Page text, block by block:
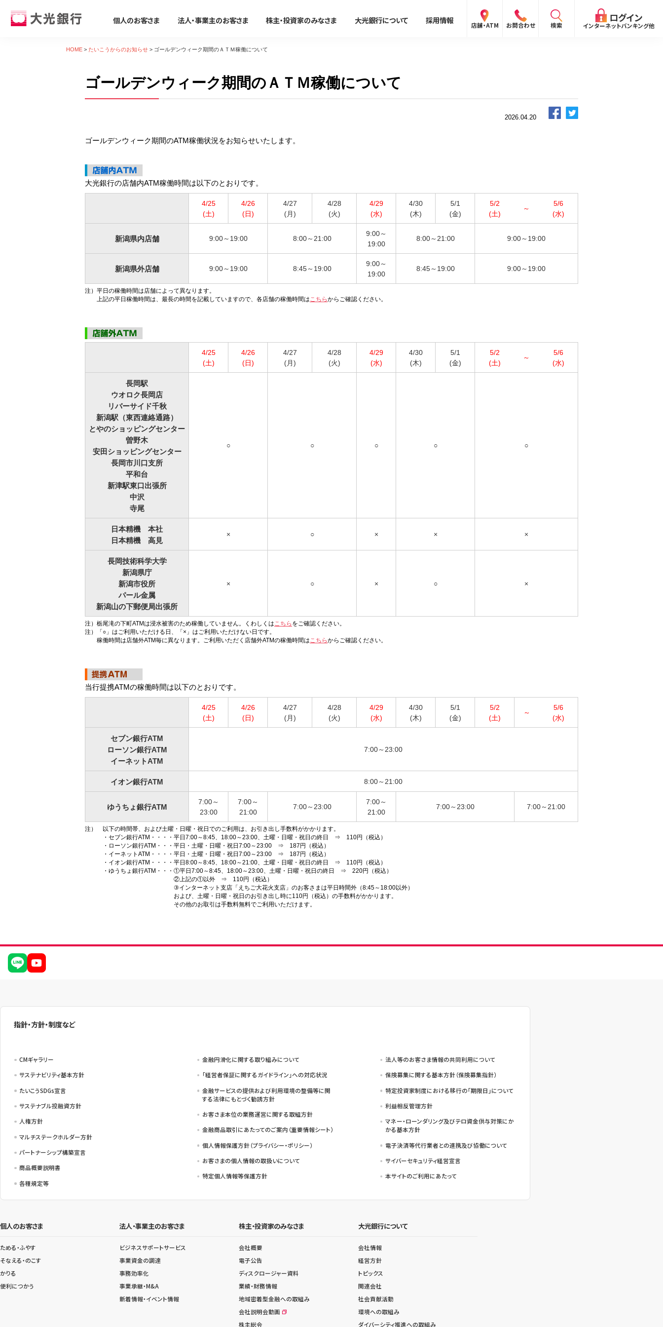
個人のお客さま
個人のお客さま
そなえる・のこす
すべて見る
iDeCo
遺言信託・遺産整理業務
相続手続き支援サービス
かりる
マイカーローン
フリーローン
カードローン
リフォームローン
便利に使う
ポイントサービス
提携ATM
ことらサービス
年金受取
貸金庫
法人・事業主のお客さま
法人・事業主のお客さま
事業資金の調達
すべて見る
たいこう創業支援ローン「勇進」
主な事業性融資商品
医療・介護・福祉分野
たいこうSDGs私募債
事務効率化
NBセンターインターネット
ファームバンキングサービス
事業承継・M＆A
新着情報/ニュースリリース/
セミナー/イベント情報
株主・投資家のみなさま
株主・投資家のみなさま
株主・投資家のみなさま
大光銀行について
大光銀行について
採用情報 店舗・ATM お問合わせ 検索
ログイン
インターネットバンキング他
たいこうパーソナルe-バンキング
たいこうインターネット投信
サービスのご案内
ログイン
サービスのご案内 ログイン
※たいこうNaviはウェルスナビ株式会社が提供するサービスです。
Taiko Big Advance
サービスのご案内
ログイン
HOME > たいこうからのお知らせ > ゴールデンウィーク期間のＡＴＭ稼働について
ゴールデンウィーク期間のＡＴＭ稼働について
2026.04.20
ゴールデンウィーク期間のATM稼働状況をお知らせいたします。
大光銀行の店舗内ATM稼働時間は以下のとおりです。
4/25
(土)
4/26
(日)
4/27
(月)
4/28
(火)
4/29
(水)
4/30
(木)
5/1
(金)
5/2
(土)
～
5/6
(水)
新潟県内店舗 9:00～19:00 8:00～21:00
9:00～
19:00
8:00～21:00 9:00～19:00
新潟県外店舗 9:00～19:00 8:45～19:00
9:00～
19:00
8:45～19:00 9:00～19:00
注） 平日の稼働時間は店舗によって異なります。
上記の平日稼働時間は、最長の時間を記載していますので、各店舗の稼働時間はこちらからご確認ください。
4/25
(土)
4/26
(日)
4/27
(月)
4/28
(火)
4/29
(水)
4/30
(木)
5/1
(金)
5/2
(土)
～
5/6
(水)
長岡駅
ウオロク長岡店
リバーサイド千秋
新潟駅（東西連絡通路）
とやのショッピングセンター
曽野木
安田ショッピングセンター
長岡市川口支所
平和台
新津駅東口出張所
中沢
寺尾
○ ○ ○ ○ ○
日本精機 本社
日本精機 高見
× ○ × × ×
長岡技術科学大学
新潟県庁
新潟市役所
パール金属
新潟山の下郵便局出張所
× ○ × ○ ×
注） 栃尾滝の下町ATMは浸水被害のため稼働していません。くわしくはこちら をご確認ください。
注）
「○」はご利用いただける日、「×」はご利用いただけない日です。
稼働時間は店舗外ATM毎に異なります。ご利用いただく店舗外ATMの稼働時間はこちらからご確認ください。
当行提携ATMの稼働時間は以下のとおりです。
4/25
(土)
4/26
(日)
4/27
(月)
4/28
(火)
4/29
(水)
4/30
(木)
5/1
(金)
5/2
(土)
～
5/6
(水)
セブン銀行ATM
ローソン銀行ATM
イーネットATM
7:00～23:00
イオン銀行ATM 8:00～21:00
ゆうちょ銀行ATM
7:00～
23:00
7:00～
21:00
7:00～23:00
7:00～
21:00
7:00～23:00 7:00～21:00
注）
以下の時間帯、および土曜・日曜・祝日でのご利用は、お引き出し手数料がかかります。
・セブン銀行ATM・・・・ 平日7:00～8:45、18:00～23:00、 土曜・日曜・祝日の終日 ⇒ 110円（税込）
・ローソン銀行ATM・・・ 平日・土曜・日曜・祝日 7:00～23:00 ⇒ 187円（税込）
・イーネットATM・・・・ 平日・土曜・日曜・祝日 7:00～23:00 ⇒ 187円（税込）
・イオン銀行ATM・・・・ 平日8:00～8:45、18:00～21:00、土曜・日曜・祝日の終日 ⇒ 110円（税込）
・ゆうちょ銀行ATM・・・ ①平日7:00～8:45、18:00～23:00、土曜・日曜・祝日の終日 ⇒ 220円（税込）
②上記の①以外 ⇒ 110円（税込）
③インターネット支店「えちご大花火支店」のお客さまは平日時間外（8:45～18:00以外）
および、土曜・日曜・祝日のお引き出し時に110円（税込）の手数料がかかります。
その他のお取引は手数料無料でご利用いただけます。
指針・方針・制度など
CMギャラリー
サステナビリティ基本方針
たいこうSDGs宣言
サステナブル投融資方針
人権方針
マルチステークホルダー方針
パートナーシップ構築宣言
商品概要説明書
各種規定等
金融円滑化に関する取り組みについて
「経営者保証に関するガイドライン」への対応状況
金融サービスの提供および利用環境の整備等に関
する法律にもとづく勧誘方針
お客さま本位の業務運営に関する取組方針
金融商品取引にあたってのご案内（重要情報シート）
個人情報保護方針（プライバシー・ポリシー）
お客さまの個人情報の取扱いについて
特定個人情報等保護方針
法人等のお客さま情報の共同利用について
保険募集に関する基本方針（保険募集指針）
特定投資家制度における移行の「期限日」について
利益相反管理方針
マネー・ローンダリング及びテロ資金供与対策にか
かる基本方針
電子決済等代行業者との連携及び協働について
サイバーセキュリティ経営宣言
本サイトのご利用にあたって
個人のお客さま
ためる・ふやす
そなえる・のこす
かりる
便利につかう
法人・事業主のお客さま
ビジネスサポートサービス
事業資金の調達
事務効率化
事業承継・M&A
新着情報・イベント情報
株主・投資家のみなさま
会社概要
電子公告
ディスクロージャー資料
業績・財務情報
地域密着型金融への取組み
会社説明会動画
株主総会
大光銀行について
会社情報
経営方針
トピックス
関連会社
社会貢献活動
環境への取組み
ダイバーシティ推進への取組み